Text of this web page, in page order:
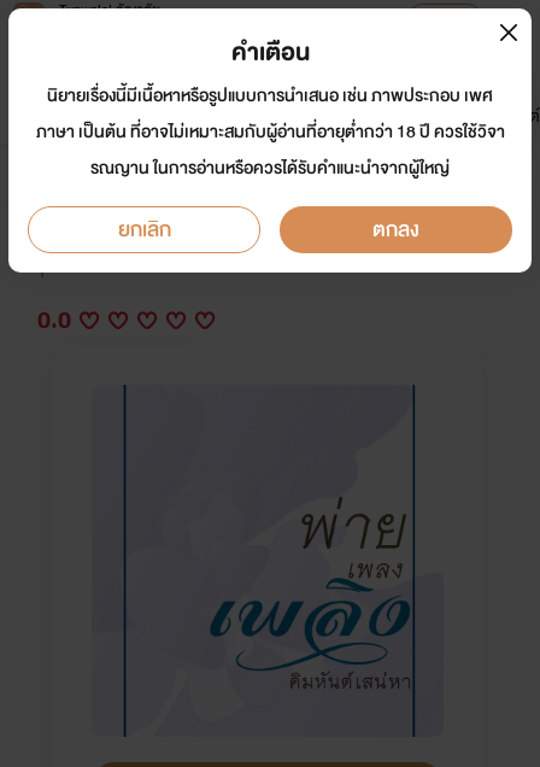
Tunwalai ธัญวลัย
หน้าแรก นิยาย อีบุ๊ก การ์ตูน
มาใหม่
ดรีมแชท ธัญลิสต์
พ่ายเพลงเพลิง
นักเขียน: อไลอา
Y
0.0
คำเตือน
นิยายเรื่องนี้มีเนื้อหาหรือรูปแบบการนำเสนอ เช่น ภาพประกอบ เพศ
ภาษา เป็นต้น ที่อาจไม่เหมาะสมกับผู้อ่านที่อายุต่ำกว่า 18 ปี ควรใช้วิจา
รณญาน ในการอ่านหรือควรได้รับคำแนะนำจากผู้ใหญ่
ยกเลิก ตกลง